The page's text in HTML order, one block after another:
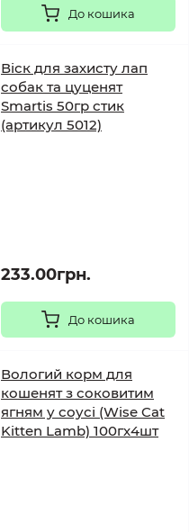
До кошика
Віск для захисту лап
собак та цуценят
Smartis 50гр стик
(артикул 5012)
233.00грн.
До кошика
Вологий корм для
кошенят з соковитим
ягням у соусі (Wise Cat
Kitten Lamb) 100гх4шт